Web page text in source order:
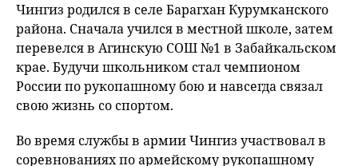
Чингиз родился в селе Барагхан Курумканского
района. Сначала учился в местной школе, затем
перевелся в Агинскую СОШ №1 в Забайкальском
крае. Будучи школьником стал чемпионом
России по рукопашному бою и навсегда связал
свою жизнь со спортом.
Во время службы в армии Чингиз участвовал в
соревнованиях по армейскому рукопашному